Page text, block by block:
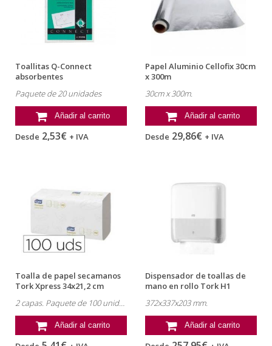
Toallitas Q-Connect
absorbentes
Paquete de 20 unidades
Añadir al carrito
Desde 2,53€ + IVA
Papel Aluminio Cellofix 30cm
x 300m
30cm x 300m.
Añadir al carrito
Desde 29,86€ + IVA
Toalla de papel secamanos
Tork Xpress 34x21,2 cm
2 capas. Paquete de 100 unidades.
Añadir al carrito
Dispensador de toallas de
mano en rollo Tork H1
372x337x203 mm.
Añadir al carrito